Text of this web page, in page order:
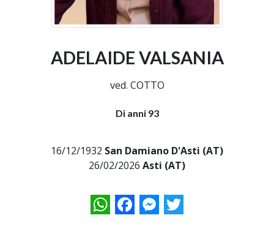
ADELAIDE VALSANIA
ved. COTTO
Di anni 93
16/12/1932 San Damiano D'Asti (AT)
26/02/2026 Asti (AT)
WhatsAppFacebookMessenger
Twitter